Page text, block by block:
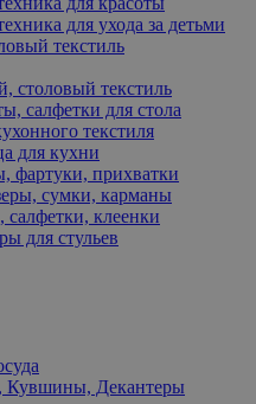
для ухода за детьми
текстиль
столовый текстиль
салфетки для стола
текстиля
для кухни
фартуки, прихватки
сумки, карманы
салфетки, клеенки
для стульев
Кувшины, Декантеры